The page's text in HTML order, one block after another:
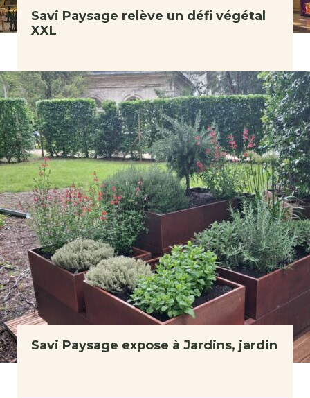
Savi Paysage relève un défi végétal
XXL
Savi Paysage expose à Jardins, jardin